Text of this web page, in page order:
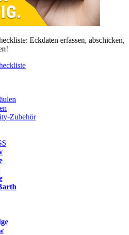
Eckdaten erfassen, abschicken,
Zubehör